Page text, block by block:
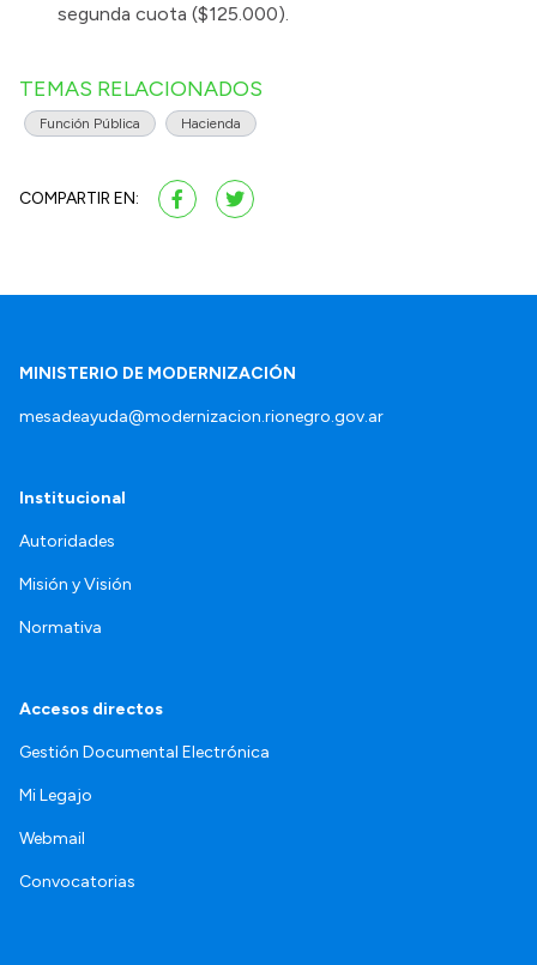
segunda cuota ($125.000).
TEMAS RELACIONADOS
Función Pública Hacienda
COMPARTIR EN:
MINISTERIO DE MODERNIZACIÓN
mesadeayuda@modernizacion.rionegro.gov.ar
Institucional
Autoridades
Misión y Visión
Normativa
Accesos directos
Gestión Documental Electrónica
Mi Legajo
Webmail
Convocatorias